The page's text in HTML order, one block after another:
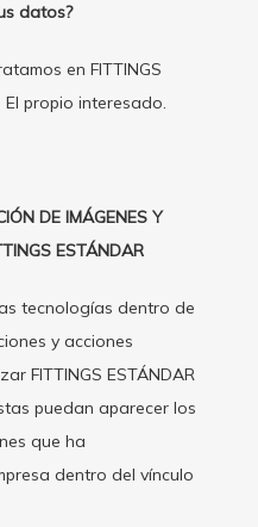
datos?
en FITTINGS
El propio interesado.
DE IMÁGENES Y
ESTÁNDAR
tecnologías dentro de
y acciones
FITTINGS ESTÁNDAR
puedan aparecer los
que ha
dentro del vínculo